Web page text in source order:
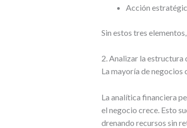
Acción
Sin estos tres
2. Analizar la estructura
La mayoría de negocios
La analítica financiera
el negocio crece. Esto
drenando recursos sin